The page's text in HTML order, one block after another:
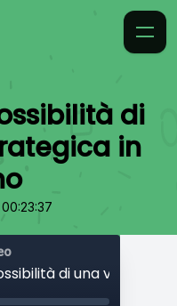
di
in
00:23:37